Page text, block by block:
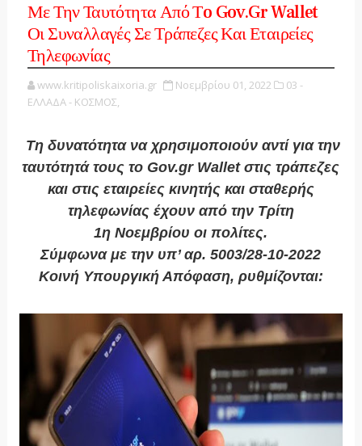
Με Την Ταυτότητα Από Τo Gov.gr Wallet
Οι Συναλλαγές Σε Τράπεζες Και Εταιρείες
Τηλεφωνίας
www.kritipoliskaixoria.gr Νοεμβρίου 01, 2022
03 -
ΕΛΛΑΔΑ - ΚΟΣΜΟΣ,
Τη δυνατότητα να χρησιμοποιούν αντί για την
ταυτότητά τους το Gov.gr Wallet στις τράπεζες
και στις εταιρείες κινητής και σταθερής
τηλεφωνίας έχουν από την Τρίτη
1η Νοεμβρίου οι πολίτες.
Σύμφωνα με την υπ’ αρ. 5003/28-10-2022
Κοινή Υπουργική Απόφαση, ρυθμίζονται: